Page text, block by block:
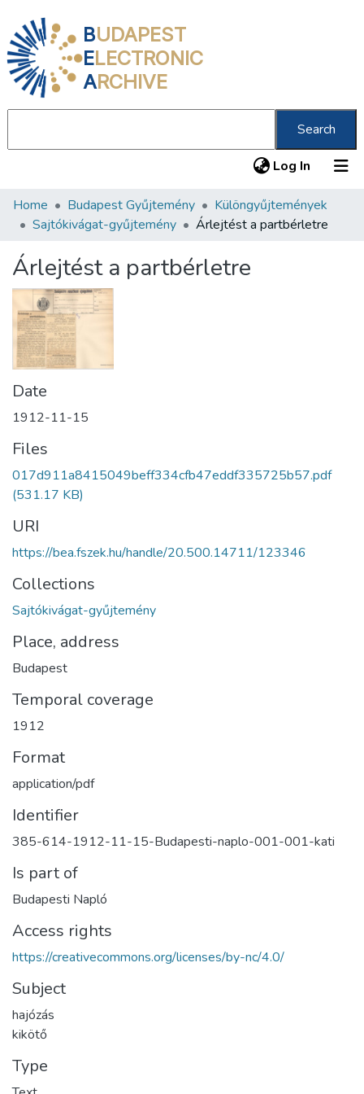
BUDAPEST
ELECTRONIC
ARCHIVE
Search
Log In (current)
Communities & Collections
Statistics
About us
Home Budapest Gyűjtemény
Különgyűjtemények
Sajtókivágat-gyűjtemény
Árlejtést a partbérletre
Árlejtést a partbérletre
Date
1912-11-15
Files
017d911a8415049beff334cfb47eddf335725b57.pdf
(531.17 KB)
URI
https://bea.fszek.hu/handle/20.500.14711/123346
Collections
Sajtókivágat-gyűjtemény
Place, address
Budapest
Temporal coverage
1912
Format
application/pdf
Identifier
385-614-1912-11-15-Budapesti-naplo-001-001-kati
Is part of
Budapesti Napló
Access rights
https://creativecommons.org/licenses/by-nc/4.0/
Subject
hajózás
kikötő
Type